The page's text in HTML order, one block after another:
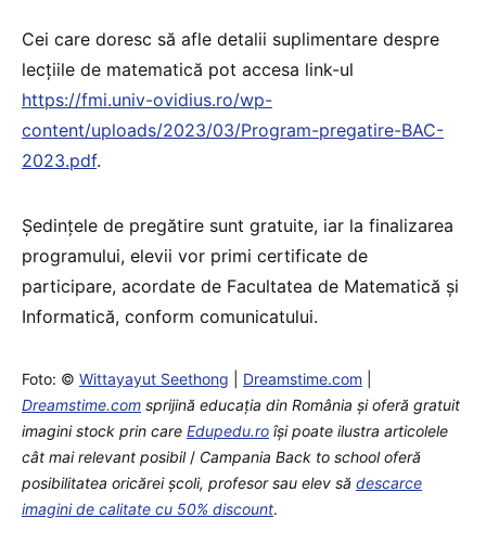
Cei care doresc să afle detalii suplimentare despre
lecțiile de matematică pot accesa link-ul
https://fmi.univ-ovidius.ro/wp-
content/uploads/2023/03/Program-pregatire-BAC-
2023.pdf.
Ședințele de pregătire sunt gratuite, iar la finalizarea
programului, elevii vor primi certificate de
participare, acordate de Facultatea de Matematică și
Informatică, conform comunicatului.
Foto: © Wittayayut Seethong Dreamstime.com
Dreamstime.com sprijină educaţia din România şi oferă gratuit
imagini stock prin care Edupedu.ro îşi poate ilustra articolele
cât mai relevant posibil/ Campania Back to school oferă
posibilitatea oricărei școli, profesor sau elev să descarce
imagini de calitate cu 50% discount.